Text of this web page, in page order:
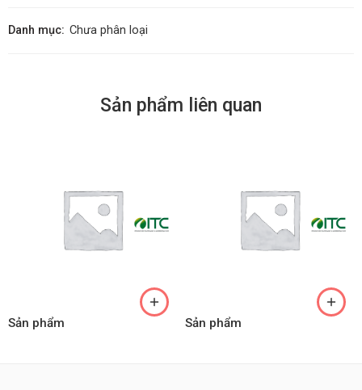
Danh mục: Chưa phân loại
Sản phẩm liên quan
Sản phẩm Sản phẩm